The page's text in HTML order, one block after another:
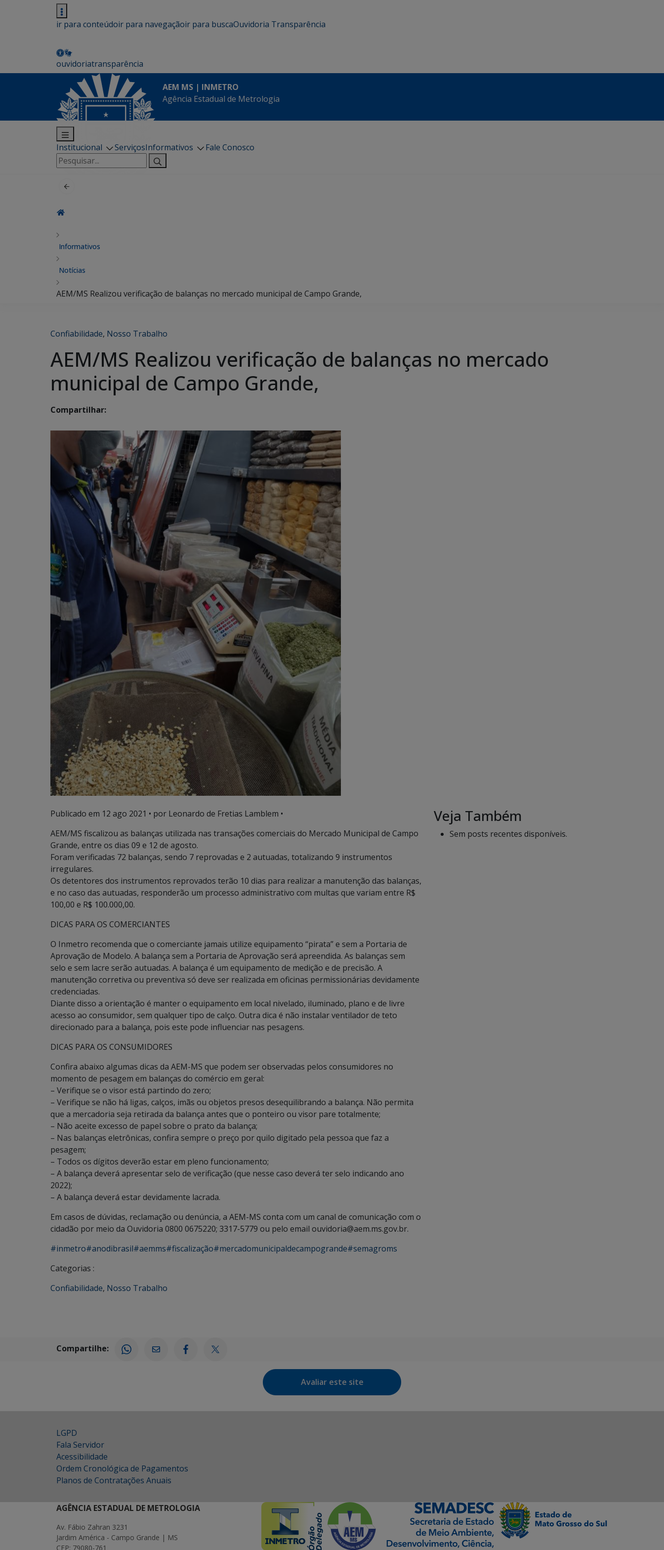
ir para conteúdoir para navegaçãoir para buscaOuvidoria Transparência
ouvidoriatransparência
AEM MS | INMETRO
Agência Estadual de Metrologia
Institucional ServiçosInformativos
Fale Conosco
Pesquisar
por:
Informativos
Notícias
AEM/MS Realizou verificação de balanças no mercado municipal de Campo Grande,
Confiabilidade, Nosso Trabalho
AEM/MS Realizou verificação de balanças no mercado
municipal de Campo Grande,
Compartilhar:
Publicado em 12 ago 2021 • por Leonardo de Fretias Lamblem •
AEM/MS fiscalizou as balanças utilizada nas transações comerciais do Mercado Municipal de Campo
Grande, entre os dias 09 e 12 de agosto.
Foram verificadas 72 balanças, sendo 7 reprovadas e 2 autuadas, totalizando 9 instrumentos
irregulares.
Os detentores dos instrumentos reprovados terão 10 dias para realizar a manutenção das balanças,
e no caso das autuadas, responderão um processo administrativo com multas que variam entre R$
100,00 e R$ 100.000,00.
DICAS PARA OS COMERCIANTES
O Inmetro recomenda que o comerciante jamais utilize equipamento “pirata” e sem a Portaria de
Aprovação de Modelo. A balança sem a Portaria de Aprovação será apreendida. As balanças sem
selo e sem lacre serão autuadas. A balança é um equipamento de medição e de precisão. A
manutenção corretiva ou preventiva só deve ser realizada em oficinas permissionárias devidamente
credenciadas.
Diante disso a orientação é manter o equipamento em local nivelado, iluminado, plano e de livre
acesso ao consumidor, sem qualquer tipo de calço. Outra dica é não instalar ventilador de teto
direcionado para a balança, pois este pode influenciar nas pesagens.
DICAS PARA OS CONSUMIDORES
Confira abaixo algumas dicas da AEM-MS que podem ser observadas pelos consumidores no
momento de pesagem em balanças do comércio em geral:
– Verifique se o visor está partindo do zero;
– Verifique se não há ligas, calços, imãs ou objetos presos desequilibrando a balança. Não permita
que a mercadoria seja retirada da balança antes que o ponteiro ou visor pare totalmente;
– Não aceite excesso de papel sobre o prato da balança;
– Nas balanças eletrônicas, confira sempre o preço por quilo digitado pela pessoa que faz a
pesagem;
– Todos os dígitos deverão estar em pleno funcionamento;
– A balança deverá apresentar selo de verificação (que nesse caso deverá ter selo indicando ano
2022);
– A balança deverá estar devidamente lacrada.
Em casos de dúvidas, reclamação ou denúncia, a AEM-MS conta com um canal de comunicação com o
cidadão por meio da Ouvidoria 0800 0675220; 3317-5779 ou pelo email ouvidoria@aem.ms.gov.br.
#inmetro#anodibrasil#aemms#fiscalização#mercadomunicipaldecampogrande#semagroms
Categorias :
Confiabilidade, Nosso Trabalho
Veja Também
Sem posts recentes disponíveis.
Compartilhe:
Avaliar este site
LGPD
Fala Servidor
Acessibilidade
Ordem Cronológica de Pagamentos
Planos de Contratações Anuais
AGÊNCIA ESTADUAL DE METROLOGIA
Av. Fábio Zahran 3231
Jardim América - Campo Grande | MS
CEP: 79080-761